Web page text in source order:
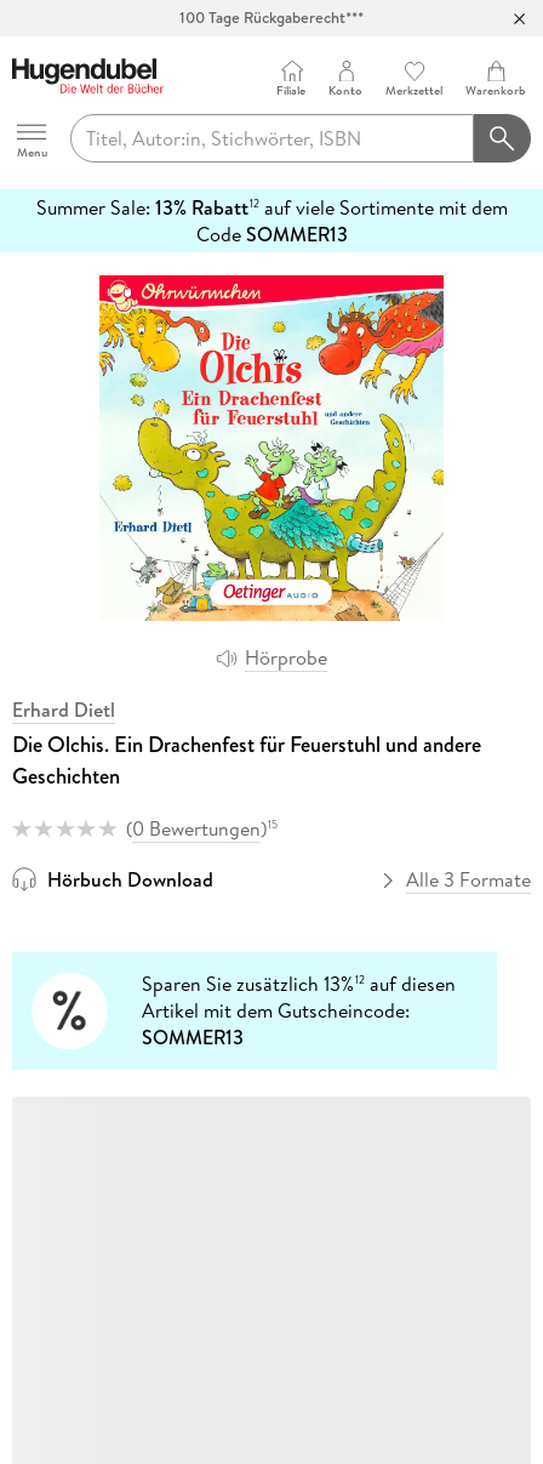
Abholung in über 100 Filialen
Hugendubel
Menu
Filiale Konto Merkzettel Warenkorb
Summer Sale: 13% Rabatt12auf viele Sortimente mit dem
CodeSOMMER13
erfahren
Hörprobe
Erhard Dietl
Die Olchis. Ein Drachenfest für Feuerstuhl und andere
Geschichten
(0 Bewertungen)15
Hörbuch Download Alle 3 Formate
Sparen Sie zusätzlich 13%12 auf diesen
Artikel mit dem Gutscheincode:
SOMMER13